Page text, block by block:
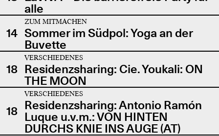
alle
14
ZUM MITMACHEN
Sommer im Südpol: Yoga an der
Buvette
18
VERSCHIEDENES
Residenzsharing: Cie. Youkali: ON
THE MOON
18
VERSCHIEDENES
Residenzsharing: Antonio Ramón
Luque u.v.m.: VON HINTEN
DURCHS KNIE INS AUGE (AT)